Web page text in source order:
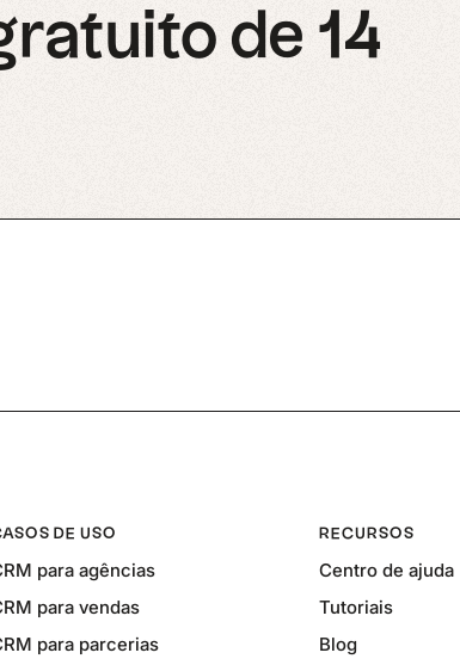
de 14
DE USO
para agências
para vendas
para parcerias
RECURSOS
Centro de ajuda
Tutoriais
Blog